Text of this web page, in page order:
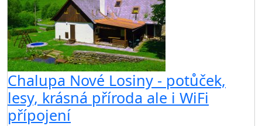
Chalupa Nové Losiny - potůček,
lesy, krásná příroda ale i WiFi
přípojení